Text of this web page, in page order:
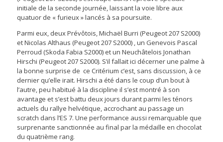
initiale de la seconde journée, laissant la voie libre aux
quatuor de « furieux » lancés à sa poursuite.
Parmi eux, deux Prévôtois, Michaël Burri (Peugeot 207 S2000)
et Nicolas Althaus (Peugeot 207 S2000) , un Genevois Pascal
Perroud (Skoda Fabia S2000) et un Neuchâtelois Jonathan
Hirschi (Peugeot 207 S2000). S’il fallait ici décerner une palme à
la bonne surprise de ce Critérium c’est, sans discussion, à ce
dernier qu’elle irait. Hirschi a été dans le coup d’un bout à
l’autre, peu habitué à la discipline il s’est montré à son
avantage et s’est battu deux jours durant parmi les ténors
actuels du rallye helvétique, accrochant au passage un
scratch dans l’ES 7. Une performance aussi remarquable que
surprenante sanctionnée au final par la médaille en chocolat
du quatrième rang.